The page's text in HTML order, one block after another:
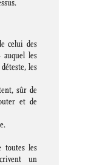
celui des
les
les
sûr de
et de
toutes les
un